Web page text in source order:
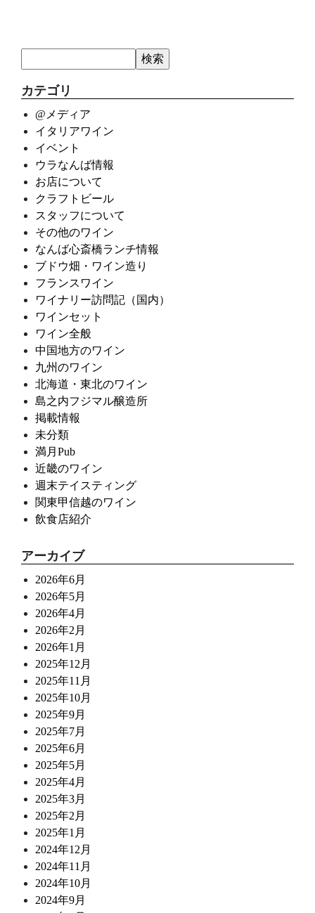
カテゴリ
@メディア
イタリアワイン
イベント
ウラなんば情報
お店について
クラフトビール
スタッフについて
その他のワイン
なんば心斎橋ランチ情報
ブドウ畑・ワイン造り
フランスワイン
ワイナリー訪問記（国内）
ワインセット
ワイン全般
中国地方のワイン
九州のワイン
北海道・東北のワイン
島之内フジマル醸造所
掲載情報
未分類
満月Pub
近畿のワイン
週末テイスティング
関東甲信越のワイン
飲食店紹介
アーカイブ
2026年6月
2026年5月
2026年4月
2026年2月
2026年1月
2025年12月
2025年11月
2025年10月
2025年9月
2025年7月
2025年6月
2025年5月
2025年4月
2025年3月
2025年2月
2025年1月
2024年12月
2024年11月
2024年10月
2024年9月